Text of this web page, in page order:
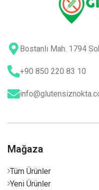
Bostanlı Mah. 1794
+90 850 220 83 10
Mağaza
Tüm Ürünler
Yeni Ürünler